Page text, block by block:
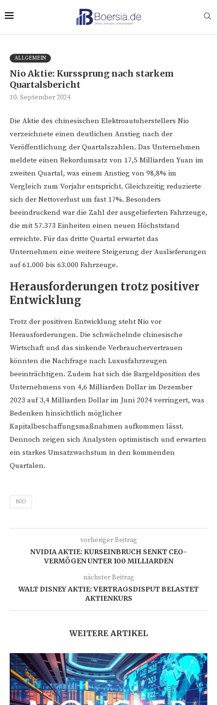
ALLGEMEIN
Nio Aktie: Kurssprung nach starkem
Quartalsbericht
10. September 2024
Die Aktie des chinesischen Elektroautoherstellers Nio
verzeichnete einen deutlichen Anstieg nach der
Veröffentlichung der Quartalszahlen. Das Unternehmen
meldete einen Rekordumsatz von 17,5 Milliarden Yuan im
zweiten Quartal, was einem Anstieg von 98,8% im
Vergleich zum Vorjahr entspricht. Gleichzeitig reduzierte
sich der Nettoverlust um fast 17%. Besonders
beeindruckend war die Zahl der ausgelieferten Fahrzeuge,
die mit 57.373 Einheiten einen neuen Höchststand
erreichte. Für das dritte Quartal erwartet das
Unternehmen eine weitere Steigerung der Auslieferungen
auf 61.000 bis 63.000 Fahrzeuge.
Herausforderungen trotz positiver
Entwicklung
Trotz der positiven Entwicklung steht Nio vor
Herausforderungen. Die schwächelnde chinesische
Wirtschaft und das sinkende Verbrauchervertrauen
könnten die Nachfrage nach Luxusfahrzeugen
beeinträchtigen. Zudem hat sich die Bargeldposition des
Unternehmens von 4,6 Milliarden Dollar im Dezember
2023 auf 3,4 Milliarden Dollar im Juni 2024 verringert, was
Bedenken hinsichtlich möglicher
Kapitalbeschaffungsmaßnahmen aufkommen lässt.
Dennoch zeigen sich Analysten optimistisch und erwarten
ein starkes Umsatzwachstum in den kommenden
Quartalen.
NIO
vorheriger Beitrag
NVIDIA AKTIE: KURSEINBRUCH SENKT CEO-
VERMÖGEN UNTER 100 MILLIARDEN
nächster Beitrag
WALT DISNEY AKTIE: VERTRAGSDISPUT BELASTET
AKTIENKURS
WEITERE ARTIKEL